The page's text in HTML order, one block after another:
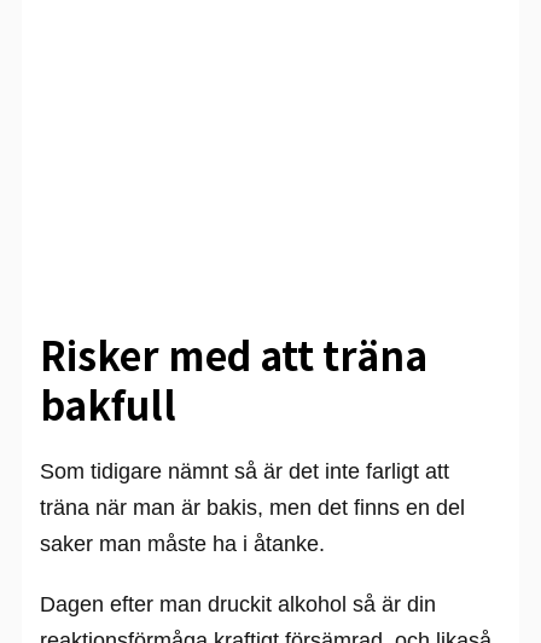
Risker med att träna
bakfull
Som tidigare nämnt så är det inte farligt att
träna när man är bakis, men det finns en del
saker man måste ha i åtanke.
Dagen efter man druckit alkohol så är din